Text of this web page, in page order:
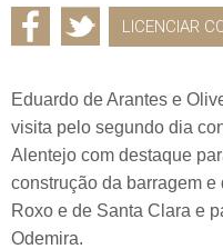
LICENCIAR
Eduardo de Arantes e
visita pelo segundo dia
Alentejo com destaque
construção da barragem
Roxo e de Santa Clara e
Odemira.